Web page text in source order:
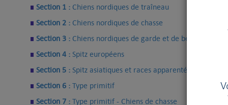
Section 1 : Chiens nordiques de traîneau
Section 2 : Chiens nordiques de chasse
Section 3 : Chiens nordiques de garde et de berger
Section 4 : Spitz européens
Section 5 : Spitz asiatiques et races apparentées
Section 6 : Type primitif
Section 7 : Type primitif - Chiens de chasse